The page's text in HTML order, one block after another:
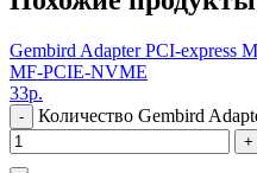
Gembird Adapter PCI-express
MF-PCIE-NVME
33р.
- Количество Gembird
+